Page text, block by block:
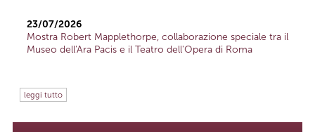
23/07/2026
Mostra Robert Mapplethorpe, collaborazione speciale tra il
Museo dell'Ara Pacis e il Teatro dell'Opera di Roma
leggi tutto